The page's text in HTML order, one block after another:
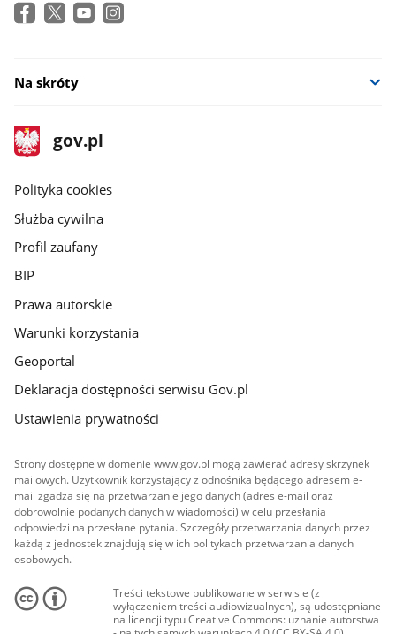
Na skróty
stopka
gov.pl
Strona
gov.pl
gov.pl
Polityka cookies
Służba cywilna
Profil zaufany
BIP
Prawa autorskie
Warunki korzystania
Geoportal
Deklaracja dostępności serwisu Gov.pl
Ustawienia prywatności
Strony dostępne w domenie www.gov.pl mogą zawierać adresy skrzynek
mailowych. Użytkownik korzystający z odnośnika będącego adresem e-
mail zgadza się na przetwarzanie jego danych (adres e-mail oraz
dobrowolnie podanych danych w wiadomości) w celu przesłania
odpowiedzi na przesłane pytania. Szczegóły przetwarzania danych przez
każdą z jednostek znajdują się w ich politykach przetwarzania danych
osobowych.
Treści tekstowe publikowane w serwisie (z
wyłączeniem treści audiowizualnych), są udostępniane
na licencji typu Creative Commons: uznanie autorstwa